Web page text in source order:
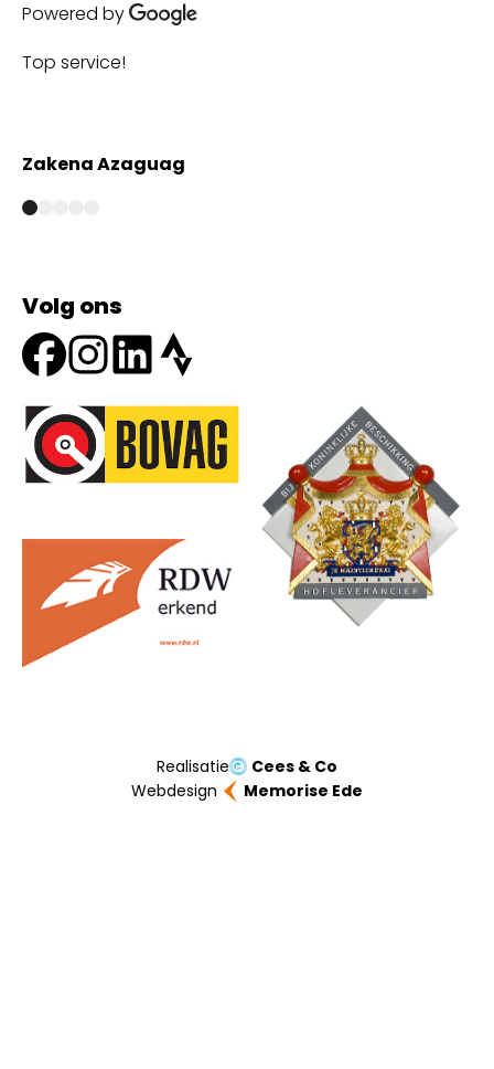
Powered by
Top service!
Zakena Azaguag
Volg ons
Onze partners
Realisatie
Cees & Co
Webdesign
Memorise Ede